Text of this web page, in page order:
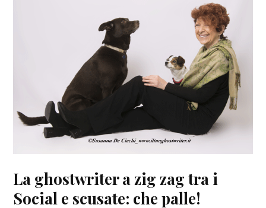
La ghostwriter a zig zag tra i
Social e scusate: che palle!